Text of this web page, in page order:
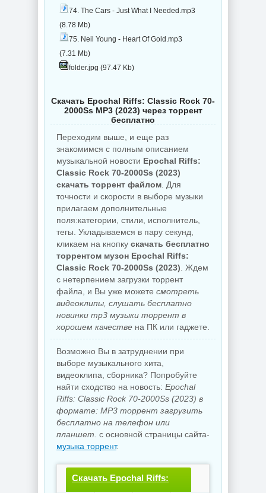
74. The Cars - Just What I Needed.mp3
(8.78 Mb)
75. Neil Young - Heart Of Gold.mp3
(7.31 Mb)
folder.jpg (97.47 Kb)
Скачать Epochal Riffs: Classic Rock 70-
2000Ss MP3 (2023) через торрент
бесплатно
Переходим выше, и еще раз
знакомимся с полным описанием
музыкальной новости Epochal Riffs:
Classic Rock 70-2000Ss (2023)
скачать торрент файлом . Для
точности и скорости в выборе музыки
прилагаем дополнительные
поля:категории, стили, исполнитель,
тегы. Укладываемся в пару секунд,
кликаем на кнопку скачать бесплатно
торрентом музон Epochal Riffs:
Classic Rock 70-2000Ss (2023) . Ждем
с нетерпением загрузки торрент
файла, и Вы уже можете смотреть
видеоклипы, слушать бесплатно
новинки mp3 музыки торрент в
хорошем качестве на ПК или гаджете.
Возможно Вы в затруднении при
выборе музыкального хита,
видеоклипа, сборника? Попробуйте
найти сходство на новость: Epochal
Riffs: Classic Rock 70-2000Ss (2023) в
формате: MP3 торрент загрузить
бесплатно на телефон или
планшет. с основной страницы сайта-
музыка торрент.
Скачать Epochal Riffs: